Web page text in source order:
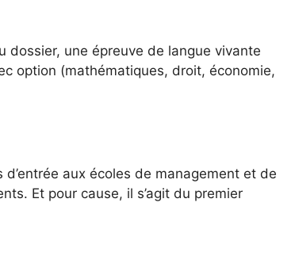
dossier, une épreuve de langue vivante
option (mathématiques, droit, économie,
aux écoles de management et de
Et pour cause, il s’agit du premier